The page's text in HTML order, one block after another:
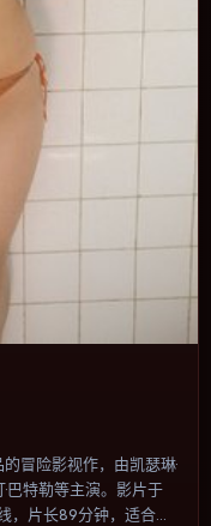
冒险影视作，由凯瑟琳·
巴特勒等主演。影片于
，片长89分钟，适合喜